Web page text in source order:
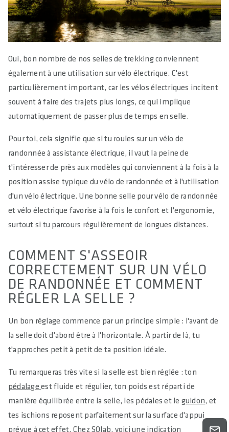
Oui, bon nombre de nos selles de trekking conviennent
également à une utilisation sur vélo électrique. C'est
particulièrement important, car les vélos électriques incitent
souvent à faire des trajets plus longs, ce qui implique
automatiquement de passer plus de temps en selle.
Pour toi, cela signifie que si tu roules sur un vélo de
randonnée à assistance électrique, il vaut la peine de
t'intéresser de près aux modèles qui conviennent à la fois à la
position assise typique du vélo de randonnée et à l'utilisation
d'un vélo électrique. Une bonne selle pour vélo de randonnée
et vélo électrique favorise à la fois le confort et l'ergonomie,
surtout si tu parcours régulièrement de longues distances.
COMMENT S'ASSEOIR
CORRECTEMENT SUR UN VÉLO
DE RANDONNÉE ET COMMENT
RÉGLER LA SELLE ?
Un bon réglage commence par un principe simple : l'avant de
la selle doit d'abord être à l'horizontale. À partir de là, tu
t'approches petit à petit de ta position idéale.
Tu remarqueras très vite si la selle est bien réglée : ton
pédalageest fluide et régulier, ton poids est réparti de
manière équilibrée entre la selle, les pédales et le guidon, et
tes ischions reposent parfaitement sur la surface d'appui
prévue à cet effet. Chez SQlab, voici une indication